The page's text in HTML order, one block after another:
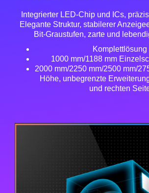
Integrierter LED-Chip und ICs,
Elegante Struktur, stabilerer
Bit-Graustufen, zarte und
Komplettlösung
1000 mm/1188 mm
2000 mm/2250 mm/2500 mm/
Höhe, unbegrenzte
und rechten